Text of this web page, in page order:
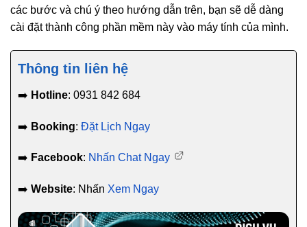
các bước và chú ý theo hướng dẫn trên, bạn sẽ dễ dàng
cài đặt thành công phần mềm này vào máy tính của mình.
Thông tin liên hệ
➡️ Hotline: 0931 842 684
➡️ Booking: Đặt Lịch Ngay
➡️ Facebook: Nhấn Chat Ngay
➡️ Website: Nhấn Xem Ngay